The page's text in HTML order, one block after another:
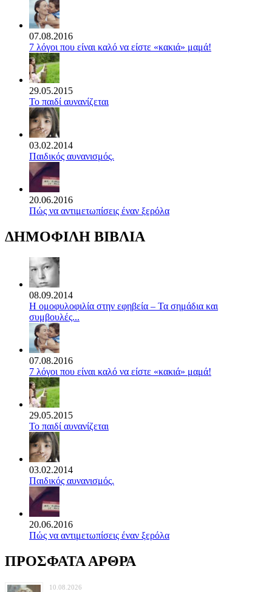
07.08.2016
7 λόγοι που είναι καλό να είστε «κακιά» μαμά!
29.05.2015
Το παιδί αυνανίζεται
03.02.2014
Παιδικός αυνανισμός.
20.06.2016
Πώς να αντιμετωπίσεις έναν ξερόλα
ΔΗΜΟΦΙΛΗ ΒΙΒΛΙΑ
08.09.2014
Η ομοφυλοφιλία στην εφηβεία – Τα σημάδια και
συμβουλές...
07.08.2016
7 λόγοι που είναι καλό να είστε «κακιά» μαμά!
29.05.2015
Το παιδί αυνανίζεται
03.02.2014
Παιδικός αυνανισμός.
20.06.2016
Πώς να αντιμετωπίσεις έναν ξερόλα
ΠΡΟΣΦΑΤΑ ΑΡΘΡΑ
10.08.2026